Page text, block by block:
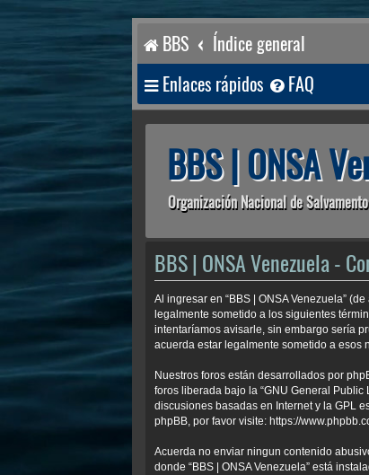
BBS Índice general
Enlaces rápidos FAQ
BBS | ONSA
Organización Nacional de
BBS | ONSA Venezuela -
Al ingresar en “BBS | ONSA Venezuela”
legalmente sometido a los siguientes
intentaríamos avisarle, sin embargo sería
acuerda estar legalmente sometido a esos
Nuestros foros están desarrollados por
foros liberada bajo la “GNU General Public
discusiones basadas en Internet y la GPL
phpBB, por favor visite: https://
Acuerda no enviar ningun contenido
donde “BBS | ONSA Venezuela” está